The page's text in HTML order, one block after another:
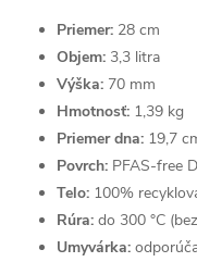
Priemer: 28 cm
Objem: 3,3 litra
Výška: 70 mm
Hmotnosť: 1,39 kg
Priemer dna: 19,7
Povrch: PFAS-free
Telo: 100%
Rúra: do 300 °C
Umyvárka: